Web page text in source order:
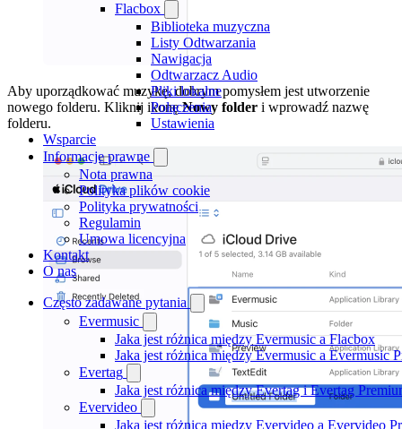
Flacbox
Biblioteka muzyczna
Listy Odtwarzania
Nawigacja
Odtwarzacz Audio
Pliki lokalne
Połączenia
Ustawienia
Wsparcie
Informacje prawne
Nota prawna
Polityka plików cookie
Polityka prywatności
Regulamin
Umowa licencyjna
Kontakt
O nas
Często zadawane pytania
Evermusic
Jaka jest różnica między Evermusic a Flacbox
Jaka jest różnica między Evermusic a Evermusic
Evertag
Jaka jest różnica między Evertag i Evertag
Evervideo
Jaka jest różnica między Evervideo a Evervideo
Aby uporządkować muzykę, dobrym pomysłem jest utworzenie
nowego folderu. Kliknij ikonęNowy folder i wprowadź nazwę
folderu.